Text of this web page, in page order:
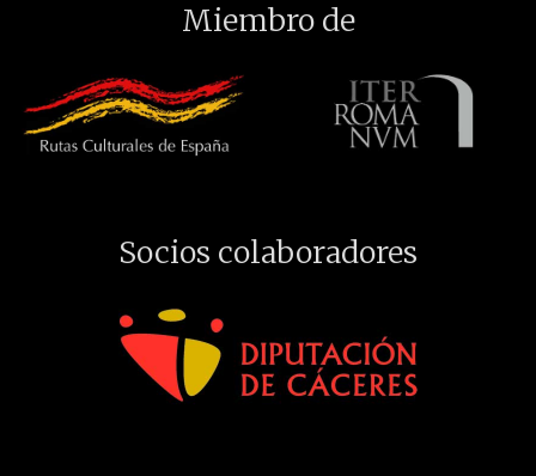
Miembro de
Socios colaboradores